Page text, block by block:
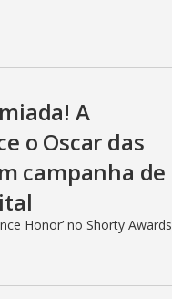
A
o Oscar das
campanha de
Honor’ no Shorty Awards